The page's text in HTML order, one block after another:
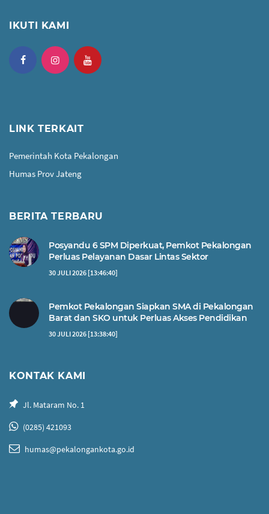
IKUTI KAMI
LINK TERKAIT
Pemerintah Kota Pekalongan
Humas Prov Jateng
BERITA TERBARU
Posyandu 6 SPM Diperkuat, Pemkot Pekalongan
Perluas Pelayanan Dasar Lintas Sektor
30 JULI 2026 [13:46:40]
Pemkot Pekalongan Siapkan SMA di Pekalongan
Barat dan SKO untuk Perluas Akses Pendidikan
30 JULI 2026 [13:38:40]
KONTAK KAMI
Jl. Mataram No. 1
(0285) 421093
humas@pekalongankota.go.id